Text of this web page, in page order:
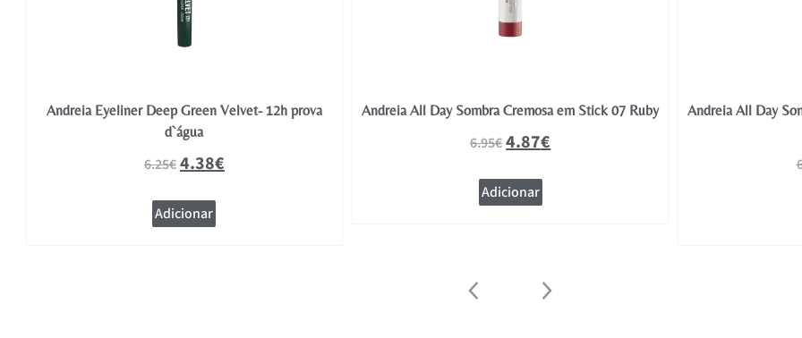
Andreia Eyeliner Deep Green Velvet- 12h prova
d`água
6.25€4.38€
Adicionar
Andreia All Day Sombra Cremosa em Stick 07 Ruby
6.95€4.87€
Adicionar
Andreia All Day